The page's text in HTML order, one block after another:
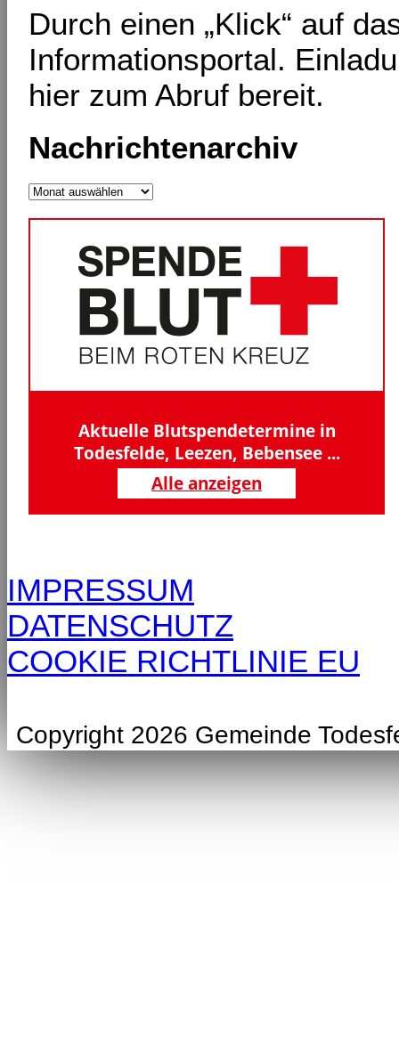
Durch einen „Klick“ auf
Informationsportal.
hier zum Abruf bereit.
Nachrichtenarchiv
Nachrichtenarchiv
Aktuelle Blutspendetermine in
Todesfelde, Leezen, Bebensee ...
Alle anzeigen
IMPRESSUM
DATENSCHUTZ
COOKIE RICHTLINIE EU
Copyright 2026 Gemeinde